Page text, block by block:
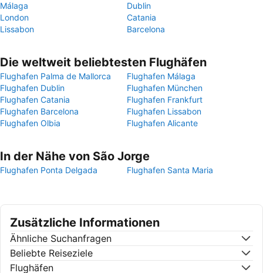
Málaga
Dublin
London
Catania
Lissabon
Barcelona
Die weltweit beliebtesten Flughäfen
Flughafen Palma de Mallorca
Flughafen Málaga
Flughafen Dublin
Flughafen München
Flughafen Catania
Flughafen Frankfurt
Flughafen Barcelona
Flughafen Lissabon
Flughafen Olbia
Flughafen Alicante
In der Nähe von São Jorge
Flughafen Ponta Delgada Flughafen Santa Maria
Zusätzliche Informationen
Ähnliche Suchanfragen
Beliebte Reiseziele
Flughäfen